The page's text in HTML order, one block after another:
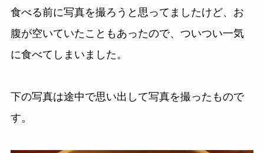
食べる前に写真を撮ろうと思ってましたけど、お
腹が空いていたこともあったので、ついつい一気
に食べてしまいました。
下の写真は途中で思い出して写真を撮ったもので
す。